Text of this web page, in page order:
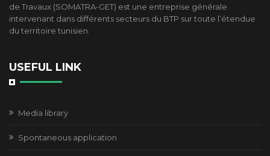
de Travaux (SOMATRA-GET) est une entreprise générale
intervenant dans différents secteurs du BTP sur toute l’étendue
du territoire tunisien.
USEFUL LINK
Media library
Spontaneous application